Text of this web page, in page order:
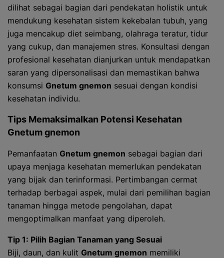
dilihat sebagai bagian dari pendekatan holistik untuk
mendukung kesehatan sistem kekebalan tubuh, yang
juga mencakup diet seimbang, olahraga teratur, tidur
yang cukup, dan manajemen stres. Konsultasi dengan
profesional kesehatan dianjurkan untuk mendapatkan
saran yang dipersonalisasi dan memastikan bahwa
konsumsi Gnetum gnemon sesuai dengan kondisi
kesehatan individu.
Tips Memaksimalkan Potensi Kesehatan
Gnetum gnemon
Pemanfaatan Gnetum gnemon sebagai bagian dari
upaya menjaga kesehatan memerlukan pendekatan
yang bijak dan terinformasi. Pertimbangan cermat
terhadap berbagai aspek, mulai dari pemilihan bagian
tanaman hingga metode pengolahan, dapat
mengoptimalkan manfaat yang diperoleh.
Tip 1: Pilih Bagian Tanaman yang Sesuai
Biji, daun, dan kulit Gnetum gnemon memiliki